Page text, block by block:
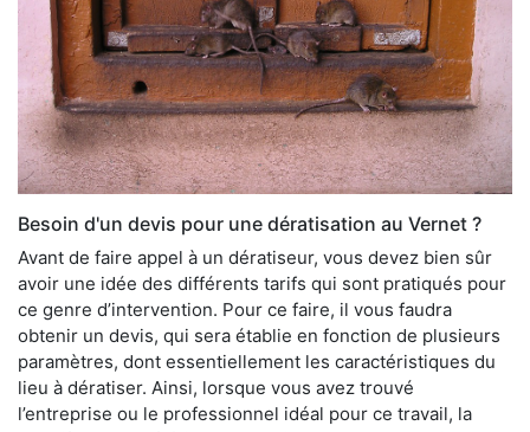
Besoin d'un devis pour une dératisation au Vernet ?
Avant de faire appel à un dératiseur, vous devez bien sûr
avoir une idée des différents tarifs qui sont pratiqués pour
ce genre d’intervention. Pour ce faire, il vous faudra
obtenir un devis, qui sera établie en fonction de plusieurs
paramètres, dont essentiellement les caractéristiques du
lieu à dératiser. Ainsi, lorsque vous avez trouvé
l’entreprise ou le professionnel idéal pour ce travail, la